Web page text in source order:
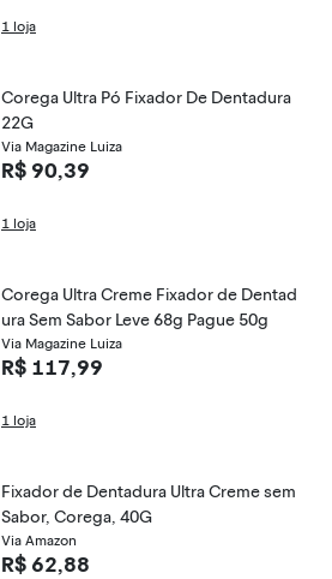
1 loja
Corega Ultra Pó Fixador De Dentadura
22G
Via Magazine Luiza
R$ 90,39
1 loja
Corega Ultra Creme Fixador de Dentad
ura Sem Sabor Leve 68g Pague 50g
Via Magazine Luiza
R$ 117,99
1 loja
Fixador de Dentadura Ultra Creme sem
Sabor, Corega, 40G
Via Amazon
R$ 62,88